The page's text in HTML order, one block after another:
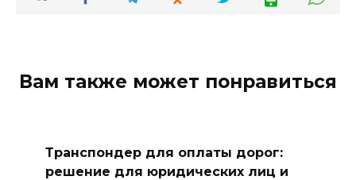
Вам также может понравиться
Транспондер для оплаты дорог:
решение для юридических лиц и